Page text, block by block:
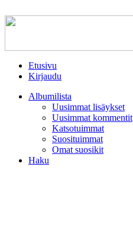
Etusivu
Kirjaudu
Albumilista
Uusimmat lisäykset
Uusimmat kommentit
Katsotuimmat
Suosituimmat
Omat suosikit
Haku